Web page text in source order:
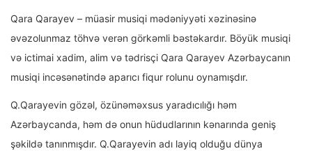
Qara Qarayev – müasir musiqi mədəniyyəti xəzinəsinə
əvəzolunmaz töhvə verən görkəmli bəstəkardır. Böyük musiqi
və ictimai xadim, alim və tədrisçi Qara Qarayev Azərbaycanın
musiqi incəsənətində aparıcı fiqur rolunu oynamışdır.
Q.Qarayevin gözəl, özünəməxsus yaradıcılığı həm
Azərbaycanda, həm də onun hüdudlarının kənarında geniş
şəkildə tanınmışdır. Q.Qarayevin adı layiq olduğu dünya